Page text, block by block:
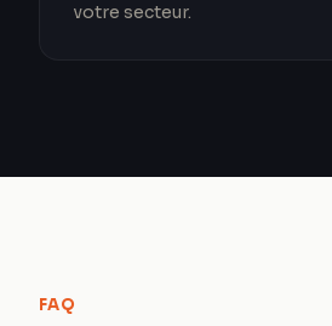
votre secteur.
FAQ